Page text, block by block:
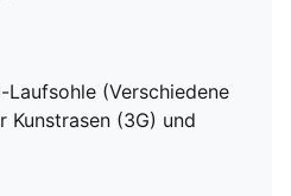
Laufsohle (Verschiedene
Kunstrasen (3G) und